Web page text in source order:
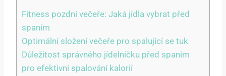
Fitness pozdní večeře: Jaká jídla vybrat před
spaním
Optimální složení večeře pro spalující se tuk
Důležitost správného jídelníčku před spaním
pro efektivní spalování kalorií